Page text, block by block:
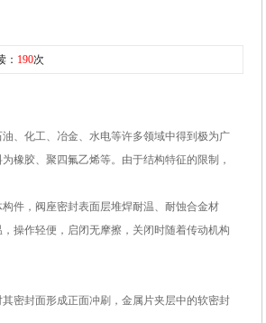
： 190次
、化工、冶金、水电等许多领域中得到极为广
橡胶、聚四氟乙烯等。由于结构特征的限制，
件，阀座密封表面层堆焊耐温、耐蚀合金材
操作轻便，启闭无摩擦，关闭时随着传动机构
密封面形成正面冲刷，金属片夹层中的软密封